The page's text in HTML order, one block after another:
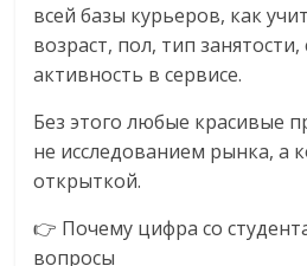
всей базы курьеров, как
возраст, пол, тип
активность в сервисе.
Без этого любые красивые
не исследованием рынка, а
открыткой.
👉 Почему цифра со
вопросы